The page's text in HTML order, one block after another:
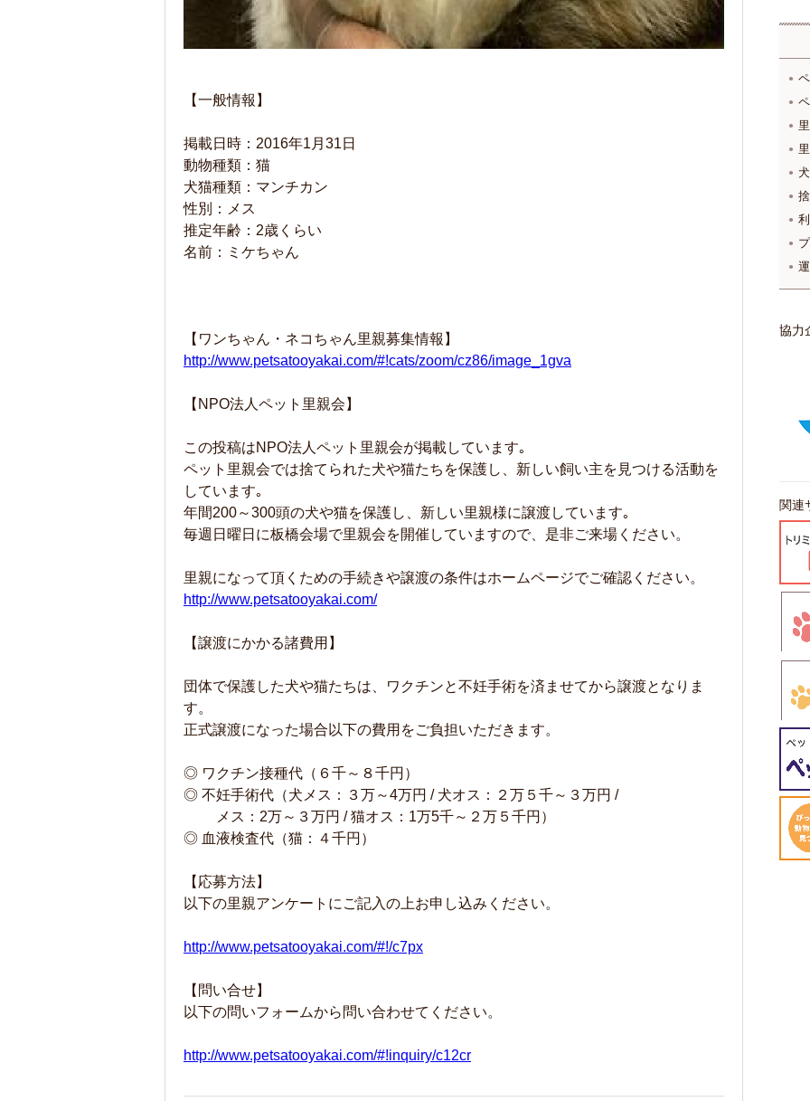
【一般情報】
掲載日時：2016年1月31日
動物種類：猫
犬猫種類：マンチカン
性別：メス
推定年齢：2歳くらい
名前：ミケちゃん
【ワンちゃん・ネコちゃん里親募集情報】
http://www.petsatooyakai.com/#!cats/zoom/cz86/image_1gva
【NPO法人ペット里親会】
この投稿はNPO法人ペット里親会が掲載しています｡
ペット里親会では捨てられた犬や猫たちを保護し、新しい飼い主を見つける活動を
しています｡
年間200～300頭の犬や猫を保護し、新しい里親様に譲渡しています｡
毎週日曜日に板橋会場で里親会を開催していますので、是非ご来場ください。
里親になって頂くための手続きや譲渡の条件はホームページでご確認ください。
http://www.petsatooyakai.com/
【譲渡にかかる諸費用】
団体で保護した犬や猫たちは、ワクチンと不妊手術を済ませてから譲渡となりま
す。
正式譲渡になった場合以下の費用をご負担いただきます。
◎ ワクチン接種代（６千～８千円）
◎ 不妊手術代（犬メス：３万～4万円 / 犬オス：２万５千～３万円 /
メス：2万～３万円 / 猫オス：1万5千～２万５千円）
◎ 血液検査代（猫：４千円）
【応募方法】
以下の里親アンケートにご記入の上お申し込みください。
http://www.petsatooyakai.com/#!/c7px
【問い合せ】
以下の問いフォームから問い合わせてください。
http://www.petsatooyakai.com/#!inquiry/c12cr
協力
関連